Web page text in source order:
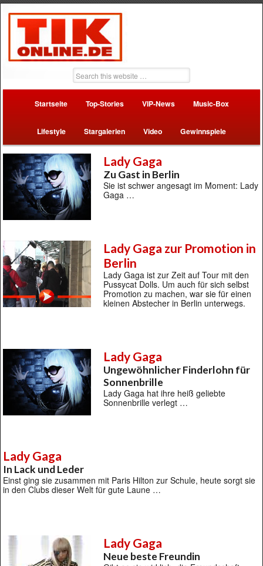
Startseite Top-Stories VIP-News Music-Box
Lifestyle Stargalerien Video Gewinnspiele
Lady Gaga
Zu Gast in Berlin
Sie ist schwer angesagt im Moment: Lady
Gaga …
Lady Gaga zur Promotion in
Berlin
Lady Gaga ist zur Zeit auf Tour mit den
Pussycat Dolls. Um auch für sich selbst
Promotion zu machen, war sie für einen
kleinen Abstecher in Berlin unterwegs.
Lady Gaga
Ungewöhnlicher Finderlohn für
Sonnenbrille
Lady Gaga hat ihre heiß geliebte
Sonnenbrille verlegt …
Lady Gaga
In Lack und Leder
Einst ging sie zusammen mit Paris Hilton zur Schule, heute sorgt sie
in den Clubs dieser Welt für gute Laune …
Lady Gaga
Neue beste Freundin